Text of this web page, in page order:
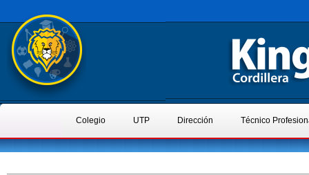
Colegio UTP Dirección Técnico